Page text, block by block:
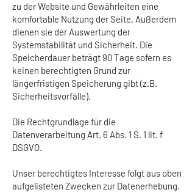
zu der Website und Gewährleiten eine
komfortable Nutzung der Seite. Außerdem
dienen sie der Auswertung der
Systemstabilität und Sicherheit. Die
Speicherdauer beträgt 90 Tage sofern es
keinen berechtigten Grund zur
längerfristigen Speicherung gibt (z.B.
Sicherheitsvorfälle).
Die Rechtgrundlage für die
Datenverarbeitung Art. 6 Abs. 1 S. 1 lit. f
DSGVO.
Unser berechtigtes Interesse folgt aus oben
aufgelisteten Zwecken zur Datenerhebung.